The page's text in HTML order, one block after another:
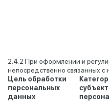
При оформлении и
непосредственно связанных
Цель обработки
персональных
данных